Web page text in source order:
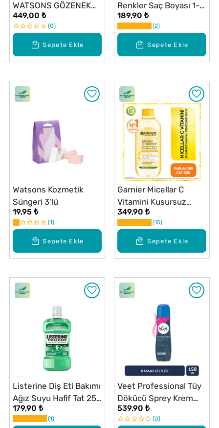
Sepete Ekle
WATSONS GÖZENEK
BKM KON. SERUM
30ML
449,00 ₺
0
Sepete Ekle
Renkler Saç Boyası 1-0
Siyah
189,90 ₺
2
Sepete Ekle
Watsons Kozmetik
Süngeri 3'lü
19,95 ₺
1
Sepete Ekle
Garnier Micellar C
Vitamini Kusursuz
Makyaj Temizleme
Suyu 400 ml
349,90 ₺
15
Listerine Diş Eti Bakımı
Ağız Suyu Hafif Tat 250
ml
179,90 ₺
1
Veet Professional Tüy
Dökücü Sprey Krem
Hassas Ciltler için
150ml
539,90 ₺
0